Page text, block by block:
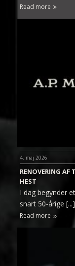
Read more
4. maj 2026
RENOVERING AF
HEST
I dag begynder
snart 50-årige [...]
Read more